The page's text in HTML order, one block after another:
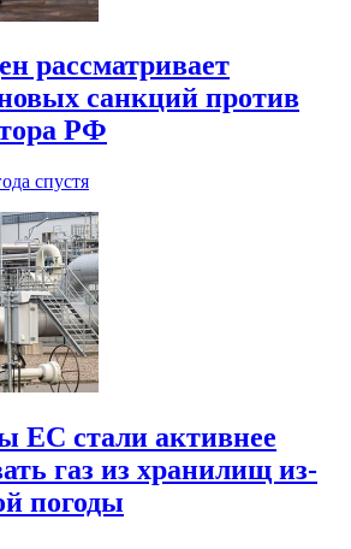
рассматривает
санкций против
РФ
спустя
ЕС стали активнее
газ из хранилищ из-
погоды